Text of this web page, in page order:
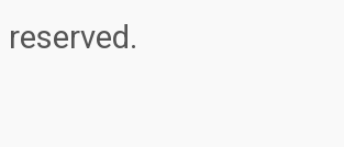
reserved.